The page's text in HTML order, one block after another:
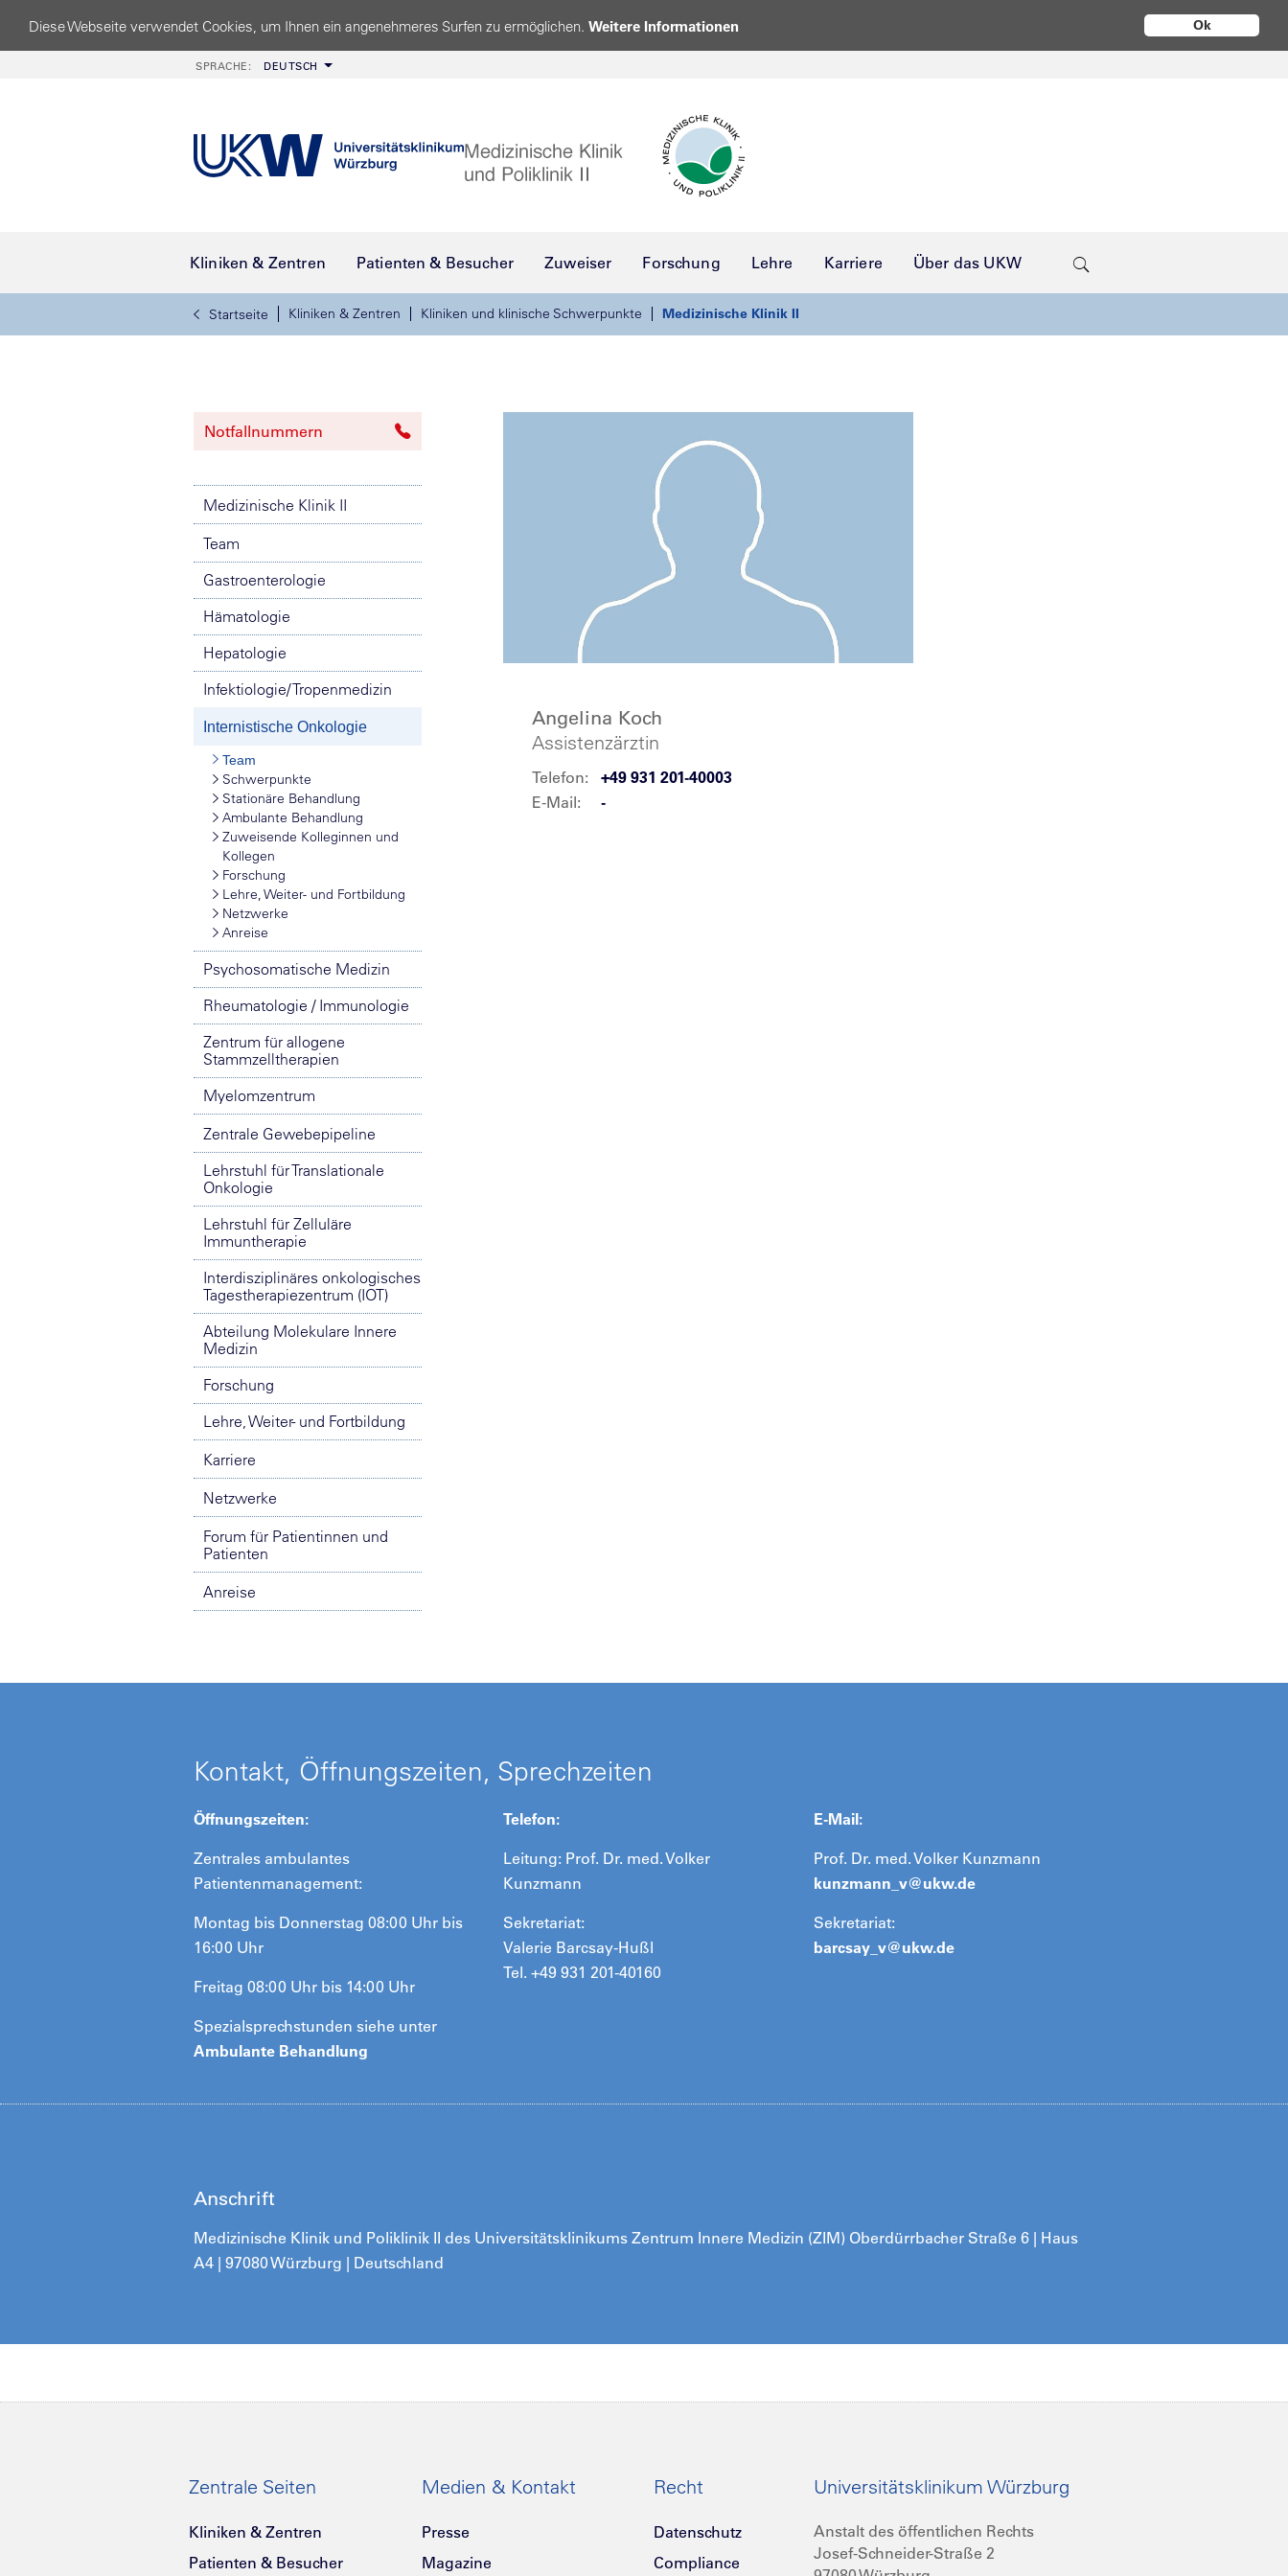
Ok
Diese Webseite verwendet Cookies, um Ihnen ein angenehmeres Surfen zu ermöglichen. Weitere Informationen
SPRACHE: DEUTSCH
Kliniken & Zentren Patienten & Besucher Zuweiser Forschung Lehre Karriere Über das UKW
Startseite Kliniken & Zentren Kliniken und klinische Schwerpunkte Medizinische Klinik II
Notfallnummern
Medizinische Klinik II
Team
Gastroenterologie
Hämatologie
Hepatologie
Infektiologie/ Tropenmedizin
Internistische Onkologie
Team
Schwerpunkte
Stationäre Behandlung
Ambulante Behandlung
Zuweisende Kolleginnen und
Kollegen
Forschung
Lehre, Weiter- und Fortbildung
Netzwerke
Anreise
Psychosomatische Medizin
Rheumatologie / Immunologie
Zentrum für allogene
Stammzelltherapien
Myelomzentrum
Zentrale Gewebepipeline
Lehrstuhl für Translationale
Onkologie
Lehrstuhl für Zelluläre
Immuntherapie
Interdisziplinäres onkologisches
Tagestherapiezentrum (IOT)
Abteilung Molekulare Innere
Medizin
Forschung
Lehre, Weiter- und Fortbildung
Karriere
Netzwerke
Forum für Patientinnen und
Patienten
Anreise
Angelina Koch
Assistenzärztin
Telefon:
+49 931 201-40003
E-Mail:
-
Kontakt, Öffnungszeiten, Sprechzeiten
Öffnungszeiten:
Zentrales ambulantes
Patientenmanagement:
Montag bis Donnerstag 08:00 Uhr bis
16:00 Uhr
Freitag 08:00 Uhr bis 14:00 Uhr
Spezialsprechstunden siehe unter
Ambulante Behandlung
Telefon:
Leitung: Prof. Dr. med. Volker
Kunzmann
Sekretariat:
Valerie Barcsay-Hußl
Tel. +49 931 201-40160
E-Mail:
Prof. Dr. med. Volker Kunzmann
kunzmann_v@ukw.de
Sekretariat:
barcsay_v@ukw.de
Anschrift
Medizinische Klinik und Poliklinik II des Universitätsklinikums Zentrum Innere Medizin (ZIM) Oberdürrbacher Straße 6 | Haus
A4 | 97080 Würzburg | Deutschland
Zentrale Seiten
Kliniken & Zentren
Patienten & Besucher
Medien & Kontakt
Presse
Magazine
Recht
Datenschutz
Compliance
Universitätsklinikum Würzburg
Anstalt des öffentlichen Rechts
Josef-Schneider-Straße 2